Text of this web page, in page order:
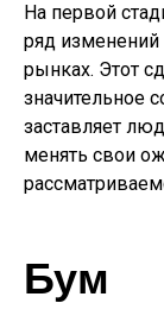
На первой
ряд изменений
рынках. Этот
значительное
заставляет
менять свои
Бум